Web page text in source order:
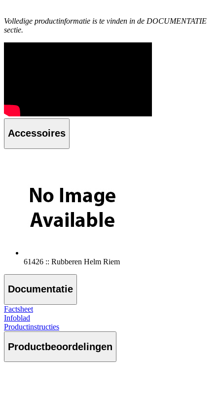
Volledige productinformatie is te vinden in de DOCUMENTATIE
sectie.
Accessoires
61426 :: Rubberen Helm Riem
Documentatie
Factsheet
Infoblad
Productinstructies
Productbeoordelingen